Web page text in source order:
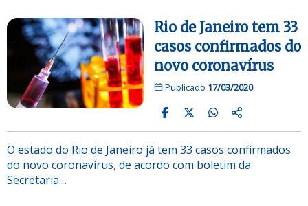
Rio de Janeiro tem 33
casos confirmados do
novo coronavírus
Publicado 17/03/2020
O estado do Rio de Janeiro já tem 33 casos confirmados
do novo coronavírus, de acordo com boletim da
Secretaria…